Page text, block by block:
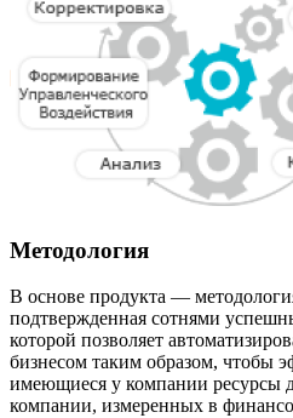
Методология
В основе продукта —
подтвержденная сотнями
которой позволяет
бизнесом таким образом, чтобы
имеющиеся у компании ресурсы
компании, измеренных в